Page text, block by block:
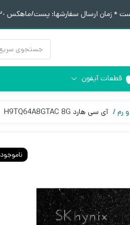
ارسال سفارشها: پست/ماهکس ١٢:٣٠ / تیپاکس ١۴:٠٠
جستجوی
محصولات
ابزار لحیم کاری
قطعات آیفون
آیفون 6 رم آی سی هارد H9TQ64A8GTAC 8G
ناموجود